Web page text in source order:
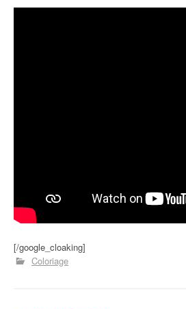
[/google_cloaking]
Coloriage